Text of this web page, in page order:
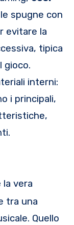
spugne con
evitare la
tipica
gioco.
interni:
i principali,
la vera
tra una
Quello